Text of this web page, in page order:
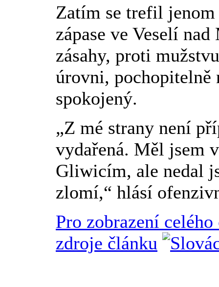
Zatím se trefil
zápase ve Veselí
zásahy, proti
úrovni, pochopitelně
spokojený.
„Z mé strany není
vydařená. Měl jsem
Gliwicím, ale nedal
zlomí,“ hlásí
Pro zobrazení
zdroje článku